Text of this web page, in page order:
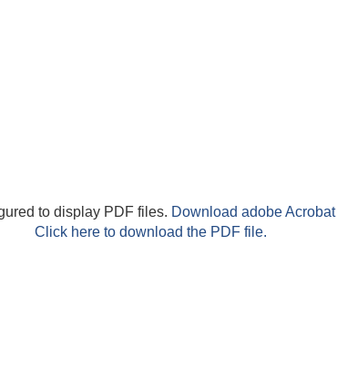
to display PDF files. Download adobe Acrobat
Click here to download the PDF file.